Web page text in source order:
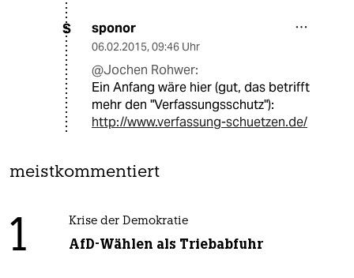
S sponor
06.02.2015, 09:46 Uhr
@Jochen Rohwer:
Ein Anfang wäre hier (gut, das betrifft
mehr den "Verfassungsschutz"):
http://www.verfassung-schuetzen.de/
meistkommentiert
1 Krise der Demokratie
AfD-Wählen als Triebabfuhr